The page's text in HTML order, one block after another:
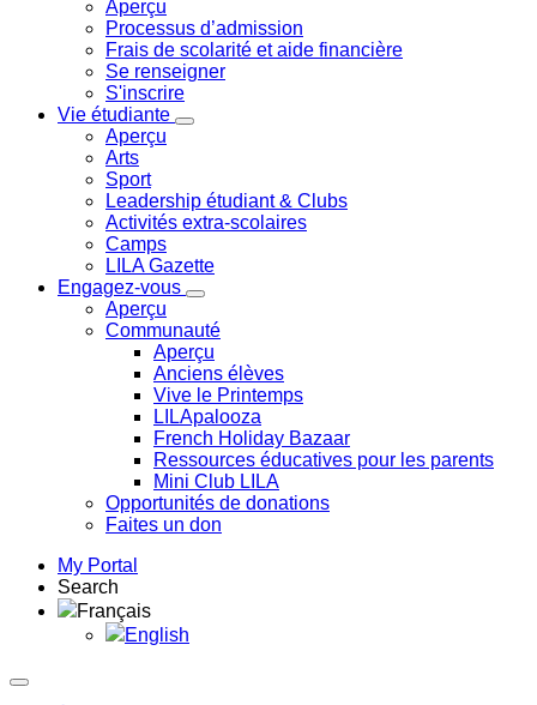
Aperçu
Processus d’admission
Frais de scolarité et aide financière
Se renseigner
S'inscrire
Vie étudiante
Aperçu
Arts
Sport
Leadership étudiant & Clubs
Activités extra-scolaires
Camps
LILA Gazette
Engagez-vous
Aperçu
Communauté
Aperçu
Anciens élèves
Vive le Printemps
LILApalooza
French Holiday Bazaar
Ressources éducatives pour les parents
Mini Club LILA
Opportunités de donations
Faites un don
My Portal
Search
Français
English